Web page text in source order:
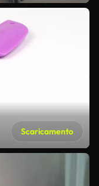
Scaricamento